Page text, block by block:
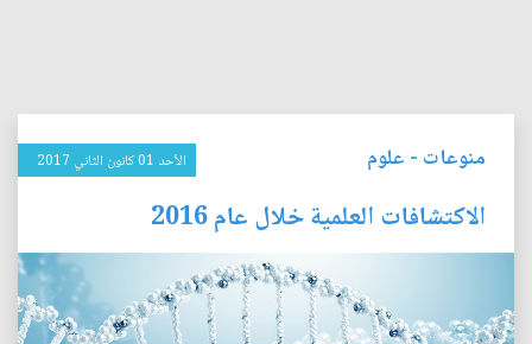
منوعات - علوم الأحد 01 كانون الثاني 2017
الاكتشافات العلمية خلال عام 2016